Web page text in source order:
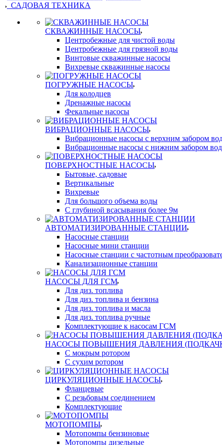
САДОВАЯ ТЕХНИКА
СКВАЖИННЫЕ НАСОСЫ
Центробежные для чистой воды
Центробежные для грязной воды
Винтовые скважинные насосы
Вихревые скважинные насосы
ПОГРУЖНЫЕ НАСОСЫ
Для колодцев
Дренажные насосы
Фекальные насосы
ВИБРАЦИОННЫЕ НАСОСЫ
Вибрационные насосы с верхним забором
Вибрационные насосы с нижним забором
ПОВЕРХНОСТНЫЕ НАСОСЫ
Бытовые, садовые
Вертикальные
Вихревые
Для большого объема воды
С глубиной всасывания более 9м
АВТОМАТИЗИРОВАННЫЕ СТАНЦИИ
Насосные станции
Насосные мини станции
Насосные станции с частотным
Канализационные станции
НАСОСЫ ДЛЯ ГСМ
Для диз. топлива
Для диз. топлива и бензина
Для диз. топлива и масла
Для диз. топлива ручные
Комплектующие к насосам ГСМ
НАСОСЫ ПОВЫШЕНИЯ ДАВЛЕНИЯ
С мокрым ротором
С сухим ротором
ЦИРКУЛЯЦИОННЫЕ НАСОСЫ
Фланцевые
С резьбовым соединением
Комплектующие
МОТОПОМПЫ
Мотопомпы бензиновые
Мотопомпы дизельные